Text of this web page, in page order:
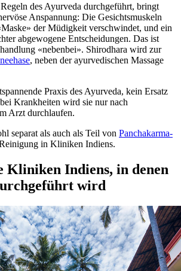
des Ayurveda durchgeführt, bringt
Anspannung: Die Gesichtsmuskeln
der Müdigkeit verschwindet, und ein
abgewogene Entscheidungen. Das ist
«nebenbei». Shirodhara wird zur
, neben der ayurvedischen Massage
Praxis des Ayurveda, kein Ersatz
Krankheiten wird sie nur nach
Arzt durchlaufen.
separat als auch als Teil von Panchakarma-
in Kliniken Indiens.
Kliniken Indiens, in denen
wird